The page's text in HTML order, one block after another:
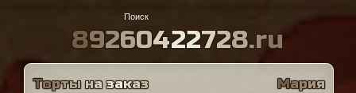
89260422728.ru
Торты на заказ Мария